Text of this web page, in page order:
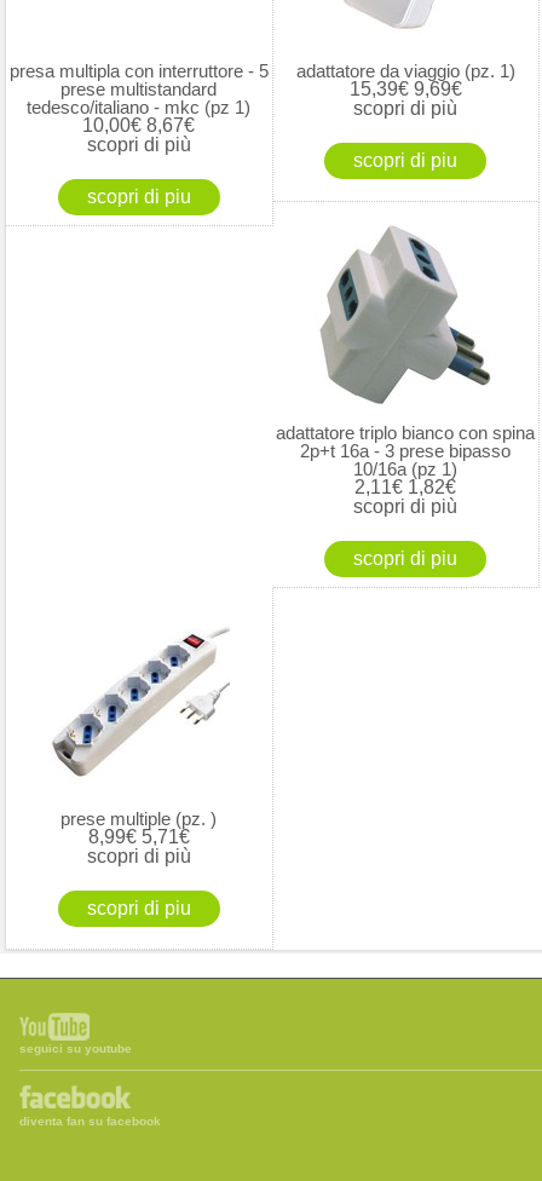
presa multipla con interruttore - 5
prese multistandard
tedesco/italiano - mkc (pz 1)
10,00€ 8,67€
scopri di più
adattatore da viaggio (pz. 1)
15,39€9,69€
scopri di più
adattatore triplo bianco con spina
2p+t 16a - 3 prese bipasso
10/16a (pz 1)
2,11€ 1,82€
scopri di più
prese multiple (pz. )
8,99€5,71€
scopri di più
seguici su youtube
diventa fan su facebook